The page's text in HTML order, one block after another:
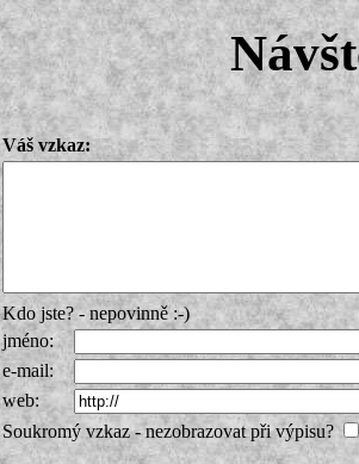
Váš vzkaz:
Kdo jste? - nepovinně :-)
jméno:
e-mail:
web:
Soukromý vzkaz - nezobrazovat při výpisu?